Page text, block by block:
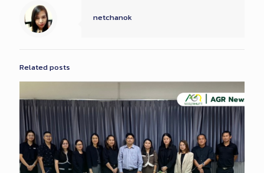
netchanok
Related posts